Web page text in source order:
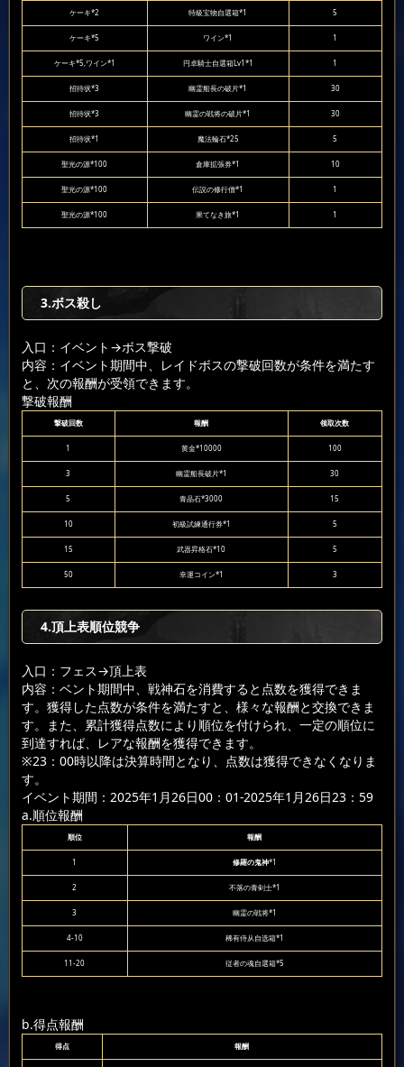
ケーキ*2 特級宝物自選箱*1 5
ケーキ*5 ワイン*1 1
ケーキ*5,ワイン*1 円卓騎士自選箱Lv1*1 1
招待状*3 幽霊船長の破片*1 30
招待状*3 幽霊の戦将の破片*1 30
招待状*1 魔法輪石*25 5
聖光の源*100 倉庫拡張券*1 10
聖光の源*100 伝説の修行僧*1 1
聖光の源*100 果てなき旅*1 1
3.ボス殺し
入口：イベント →ボス撃破
内容：イベント期間中、レイドボスの撃破回数が条件を満たす
と、次の報酬が受領できます。
撃破報酬
撃破回数 報酬 领取次数
1 黄金*10000 100
3 幽霊船長破片*1 30
5 青晶石*3000 15
10 初級試練通行券*1 5
15 武器昇格石*10 5
50 幸運コイン*1 3
4.頂上表順位競争
入口：フェス→頂上表
内容：ベント期間中、戦神石を消費すると点数を獲得できま
す。獲得した点数が条件を満たすと、様々な報酬と交換できま
す。また、累計獲得点数により順位を付けられ、一定の順位に
到達すれば、レアな報酬を獲得できます。
※23：00時以降は決算時間となり、点数は獲得できなくなりま
す。
イベント期間：2025年1月26日00：01-2025年1月26日23：59
a.順位報酬
順位 報酬
1 修羅の鬼神*1
2 不落の青剣士*1
3 幽霊の戦将*1
4-10 稀有侍从自选箱*1
11-20 従者の魂自選箱*5
b.得点報酬
得点 報酬